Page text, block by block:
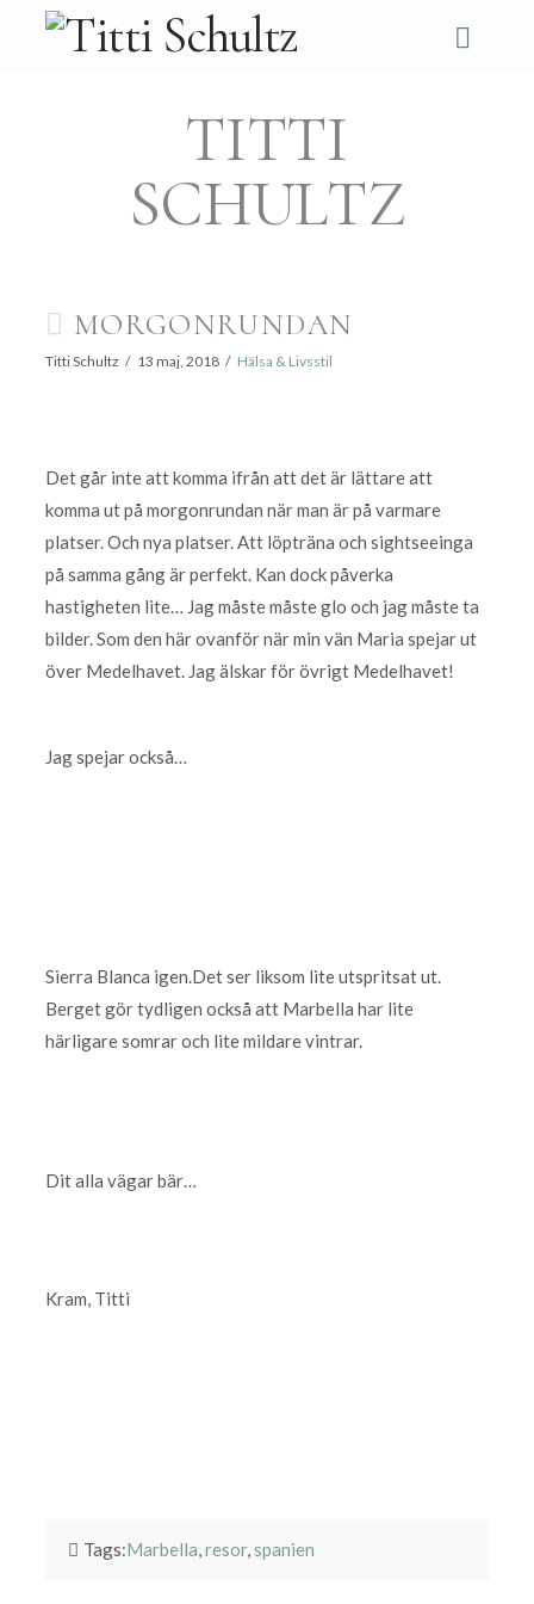
TITTI
SCHULTZ
MORGONRUNDAN
Titti Schultz 13 maj, 2018 Hälsa & Livsstil
Det går inte att komma ifrån att det är lättare att
komma ut på morgonrundan när man är på varmare
platser. Och nya platser. Att löpträna och sightseeinga
på samma gång är perfekt. Kan dock påverka
hastigheten lite… Jag måste måste glo och jag måste ta
bilder. Som den här ovanför när min vän Maria spejar ut
över Medelhavet. Jag älskar för övrigt Medelhavet!
Jag spejar också…
Sierra Blanca igen.Det ser liksom lite utspritsat ut.
Berget gör tydligen också att Marbella har lite
härligare somrar och lite mildare vintrar.
Dit alla vägar bär…
Kram, Titti
Tags:Marbella,resor,spanien